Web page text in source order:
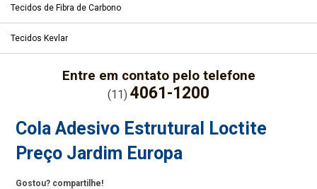
Tecidos de Fibra de Carbono
Tecidos Kevlar
Entre em contato pelo telefone
(11) 4061-1200
Cola Adesivo Estrutural Loctite
Preço Jardim Europa
Gostou? compartilhe!